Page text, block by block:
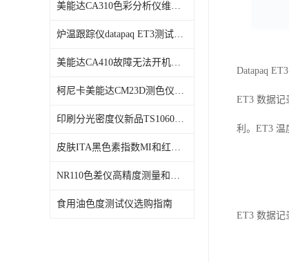
美能达CA310色彩分析仪维修校准
炉温跟踪仪datapaq ET3测试仪维修
美能达CA410故障无法开机维修校准
柯尼卡美能达CM23D测色仪维修校正
印刷分光密度仪新品TS1060发布
皮肤ITA黑色素指数MI和红斑指数色差仪PS02发布
NR110色差仪高精度测量和智能分析lab色度
食用油色度测试仪选购指南
Datapaq
ET3 数据记
利。ET3 温
ET3 数据记